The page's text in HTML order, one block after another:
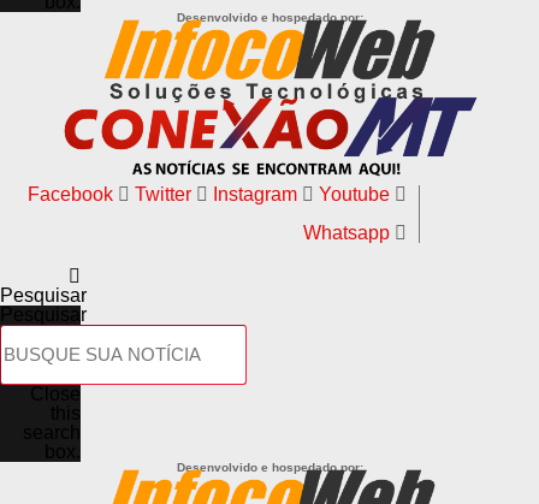
Desenvolvido e hospedado por:
Facebook Twitter Instagram
Youtube
Whatsapp
Pesquisar
Pesquisar
Desenvolvido e hospedado por: